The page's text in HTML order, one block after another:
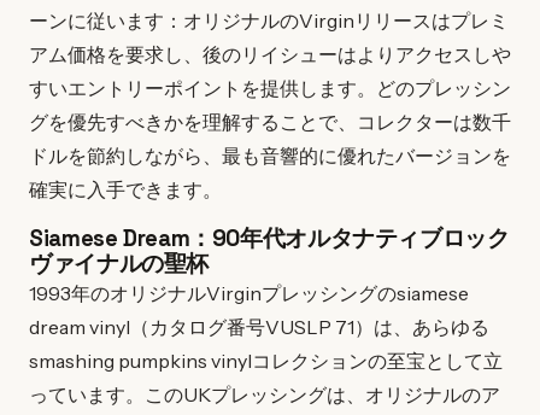
ーンに従います：オリジナルのVirginリリースはプレミ
アム価格を要求し、後のリイシューはよりアクセスしや
すいエントリーポイントを提供します。どのプレッシン
グを優先すべきかを理解することで、コレクターは数千
ドルを節約しながら、最も音響的に優れたバージョンを
確実に入手できます。
Siamese Dream：90年代オルタナティブロック
ヴァイナルの聖杯
1993年のオリジナルVirginプレッシングのsiamese
dream vinyl（カタログ番号VUSLP 71）は、あらゆる
smashing pumpkins vinylコレクションの至宝として立
っています。このUKプレッシングは、オリジナルのア